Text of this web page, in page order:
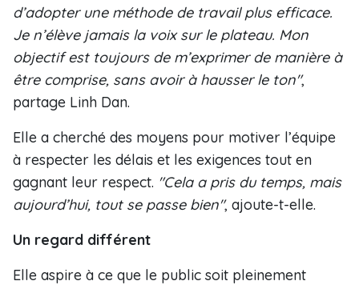
d’adopter une méthode de travail plus efficace.
Je n’élève jamais la voix sur le plateau. Mon
objectif est toujours de m’exprimer de manière à
être comprise, sans avoir à hausser le ton",
partage Linh Dan.
Elle a cherché des moyens pour motiver l’équipe
à respecter les délais et les exigences tout en
gagnant leur respect. "Cela a pris du temps, mais
aujourd’hui, tout se passe bien", ajoute-t-elle.
Un regard différent
Elle aspire à ce que le public soit pleinement